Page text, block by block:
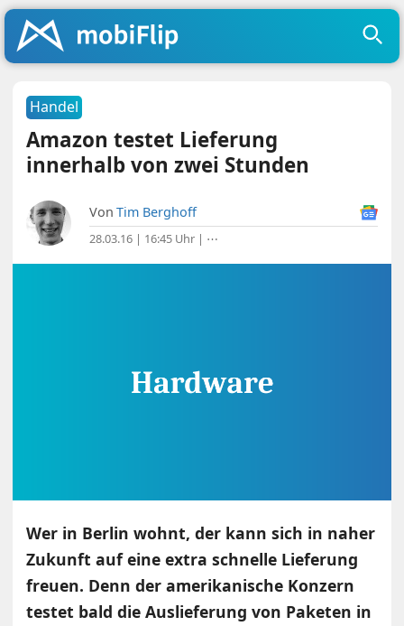
Handel
Amazon testet Lieferung
innerhalb von zwei Stunden
Von Tim Berghoff
28.03.16 | 16:45 Uhr | ⋯
Wer in Berlin wohnt, der kann sich in naher
Zukunft auf eine extra schnelle Lieferung
freuen. Denn der amerikanische Konzern
testet bald die Auslieferung von Paketen in